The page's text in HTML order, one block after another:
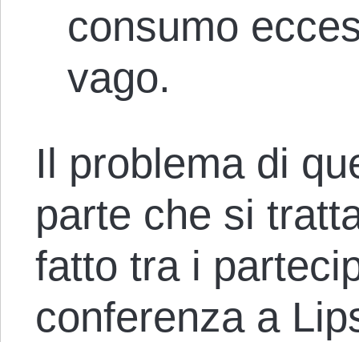
consumo
vago.
Il problema di
parte che si
fatto tra i
conferenza a